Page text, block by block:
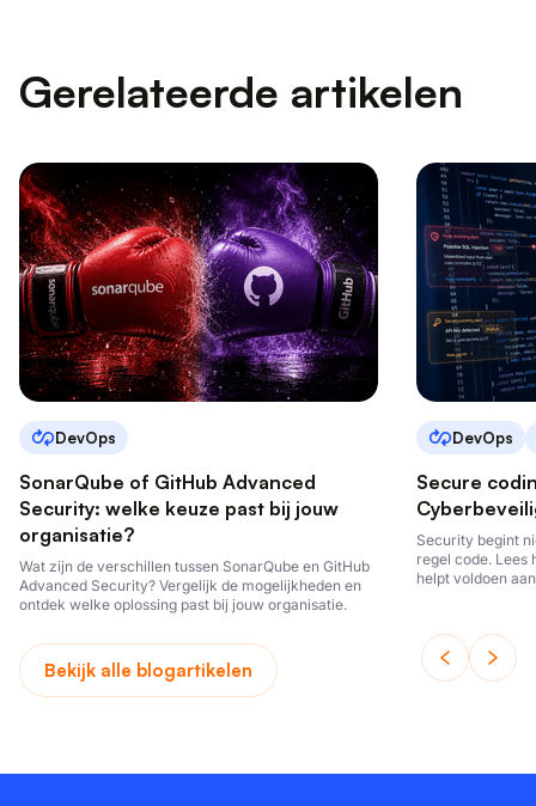
Gerelateerde artikelen
DevOps
SonarQube of GitHub Advanced
Security: welke keuze past bij jouw
organisatie?
Wat zijn de verschillen tussen SonarQube en GitHub
Advanced Security? Vergelijk de mogelijkheden en
ontdek welke oplossing past bij jouw organisatie.
DevOps
Secure
Security begint
regel code. Lees
helpt voldoen
Bekijk alle blogartikelen